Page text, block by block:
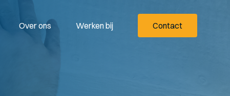
Over ons Werken bij Contact